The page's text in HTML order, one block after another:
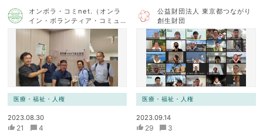
オンボラ・コミnet.（オンラ
イン・ボランティア・コミュ
ニケーション・ネットワー
ク）
医療・福祉・人権
2023.08.30
21 4
公益財団法人 東京都つながり
創生財団
医療・福祉・人権
2023.09.14
29 3